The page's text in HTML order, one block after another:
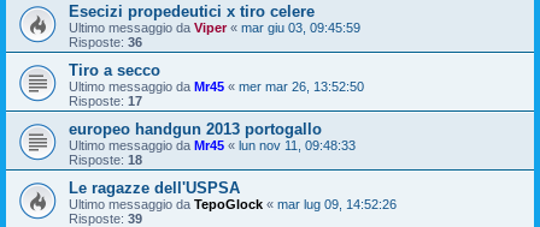
Esecizi propedeutici x tiro celere
Ultimo messaggio da Viper« mar giu 03, 09:45:59
Risposte: 36
Tiro a secco
Ultimo messaggio da Mr45 « mer mar 26, 13:52:50
Risposte: 17
europeo handgun 2013 portogallo
Ultimo messaggio da Mr45 « lun nov 11, 09:48:33
Risposte: 18
Le ragazze dell'USPSA
Ultimo messaggio da TepoGlock « mar lug 09, 14:52:26
Risposte: 39